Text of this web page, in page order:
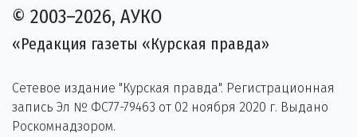
© 2003–2026, АУКО
«Редакция газеты «Курская правда»
Сетевое издание "Курская правда". Регистрационная
запись Эл № ФС77-79463 от 02 ноября 2020 г. Выдано
Роскомнадзором.